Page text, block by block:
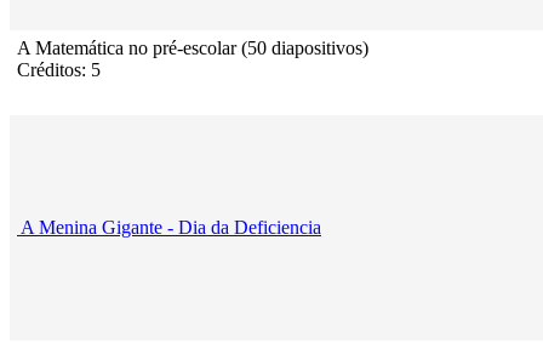
A Matemática no pré-escolar (50 diapositivos)
Créditos: 5
A Menina Gigante - Dia da Deficiencia